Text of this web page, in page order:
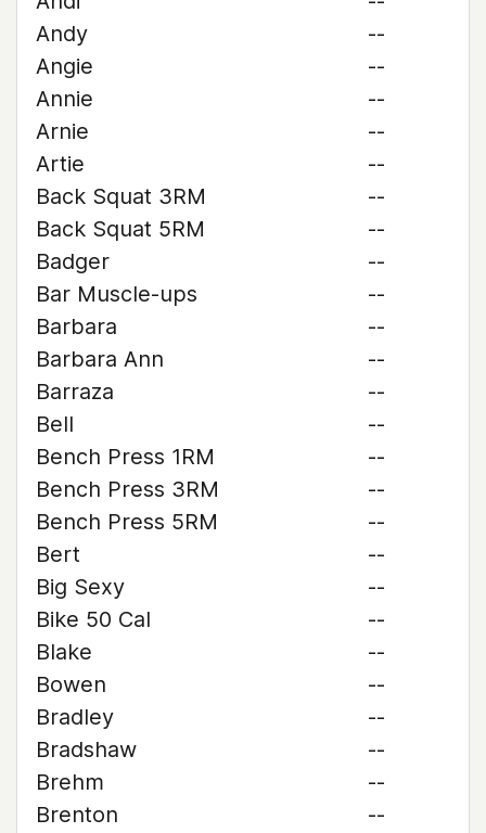
Andy
--
Angie
--
Annie
--
Arnie
--
Artie
--
Back Squat 3RM
--
Back Squat 5RM
--
Badger
--
Bar Muscle-ups
--
Barbara
--
Barbara Ann
--
Barraza
--
Bell
--
Bench Press 1RM
--
Bench Press 3RM
--
Bench Press 5RM
--
Bert
--
Big Sexy
--
Bike 50 Cal
--
Blake
--
Bowen
--
Bradley
--
Bradshaw
--
Brehm
--
Brenton
--